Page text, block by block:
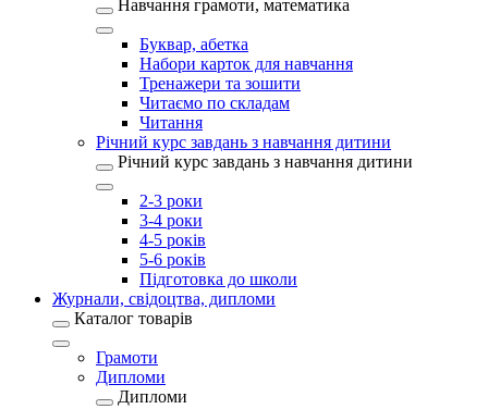
Навчання грамоти, математика
Буквар, абетка
Набори карток для навчання
Тренажери та зошити
Читаємо по складам
Читання
Річний курс завдань з навчання дитини
Річний курс завдань з навчання дитини
2-3 роки
3-4 роки
4-5 років
5-6 років
Підготовка до школи
Журнали, свідоцтва, дипломи
Каталог товарів
Грамоти
Дипломи
Дипломи